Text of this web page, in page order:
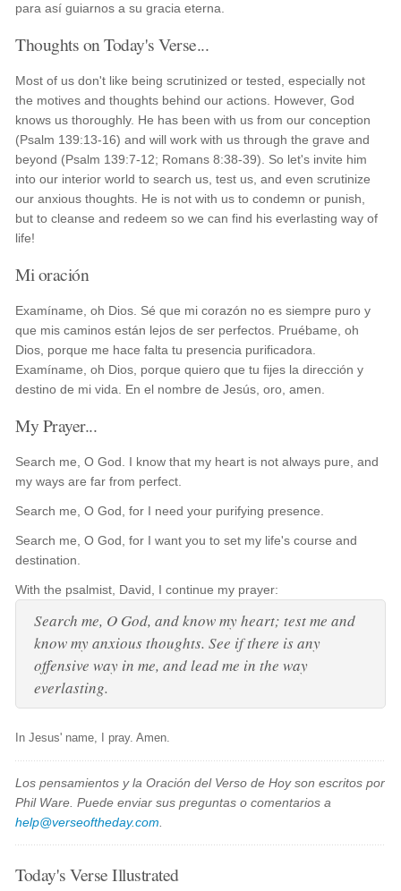
para así guiarnos a su gracia eterna.
Thoughts on Today's Verse...
Most of us don't like being scrutinized or tested, especially not
the motives and thoughts behind our actions. However, God
knows us thoroughly. He has been with us from our conception
(Psalm 139:13-16) and will work with us through the grave and
beyond (Psalm 139:7-12; Romans 8:38-39). So let's invite him
into our interior world to search us, test us, and even scrutinize
our anxious thoughts. He is not with us to condemn or punish,
but to cleanse and redeem so we can find his everlasting way of
life!
Mi oración
Examíname, oh Dios. Sé que mi corazón no es siempre puro y
que mis caminos están lejos de ser perfectos. Pruébame, oh
Dios, porque me hace falta tu presencia purificadora.
Examíname, oh Dios, porque quiero que tu fijes la dirección y
destino de mi vida. En el nombre de Jesús, oro, amen.
My Prayer...
Search me, O God. I know that my heart is not always pure, and
my ways are far from perfect.
Search me, O God, for I need your purifying presence.
Search me, O God, for I want you to set my life's course and
destination.
With the psalmist, David, I continue my prayer:
Search me, O God, and know my heart; test me and
know my anxious thoughts. See if there is any
offensive way in me, and lead me in the way
everlasting.
In Jesus' name, I pray. Amen.
Los pensamientos y la Oración del Verso de Hoy son escritos por
Phil Ware. Puede enviar sus preguntas o comentarios a
help@verseoftheday.com
Today's Verse Illustrated